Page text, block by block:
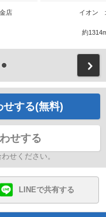
店 イオン
約
せする(無料)
せする
せください。
LINEで共有する